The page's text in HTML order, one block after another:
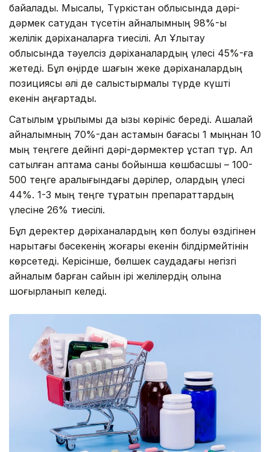
байқалады. Мысалы, Түркістан облысында дәрі-
дәрмек сатудан түсетін айналымның 98%-ы
желілік дәріханаларға тиесілі. Ал Ұлытау
облысында тәуелсіз дәріханалардың үлесі 45%-ға
жетеді. Бұл өңірде шағын жеке дәріханалардың
позициясы әлі де салыстырмалы түрде күшті
екенін аңғартады.
Сатылым құрылымы да қызық көрініс береді. Ақшалай
айналымның 70%-дан астамын бағасы 1 мыңнан 10
мың теңгеге дейінгі дәрі-дәрмектер ұстап тұр. Ал
сатылған қаптама саны бойынша көшбасшы – 100-
500 теңге аралығындағы дәрілер, олардың үлесі
44%. 1-3 мың теңге тұратын препараттардың
үлесіне 26% тиесілі.
Бұл деректер дәріханалардың көп болуы өздігінен
нарықтағы бәсекенің жоғары екенін білдірмейтінін
көрсетеді. Керісінше, бөлшек саудадағы негізгі
айналым барған сайын ірі желілердің қолына
шоғырланып келеді.